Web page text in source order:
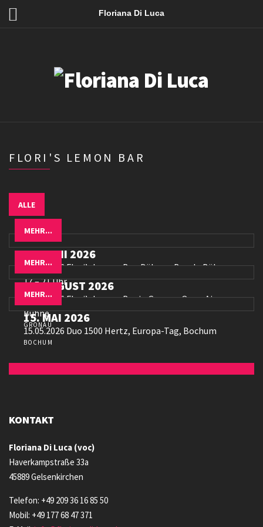
Floriana Di Luca
FLORI'S LEMON BAR
ALLE
25. JUNI 2026
25.06.2026 Flori’s Lemon Bar, Dülmen Beach, Bühne,
17 – 21 Uhr
DÜLMEN
MEHR...
12. AUGUST 2026
12.08.2026 Flori’s Lemon Bar in Gronau, Open Air,
Bühne
GRONAU
MEHR...
15. MAI 2026
15.05.2026 Duo 1500 Hertz, Europa-Tag, Bochum
BOCHUM
MEHR...
KONTAKT
Floriana Di Luca (voc)
Haverkampstraße 33a
45889 Gelsenkirchen
Telefon: +49 209 36 16 85 50
Mobil: +49 177 68 47 371